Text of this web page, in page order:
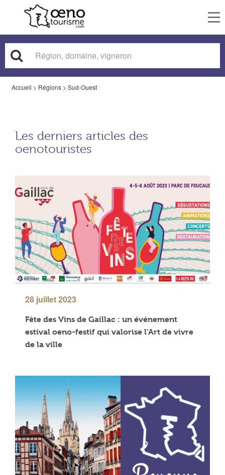
Accueil > Régions > Sud-Ouest
Les derniers articles des
oenotouristes
28 juillet 2023
Fête des Vins de Gaillac : un événement
estival oeno-festif qui valorise l’Art de vivre
de la ville